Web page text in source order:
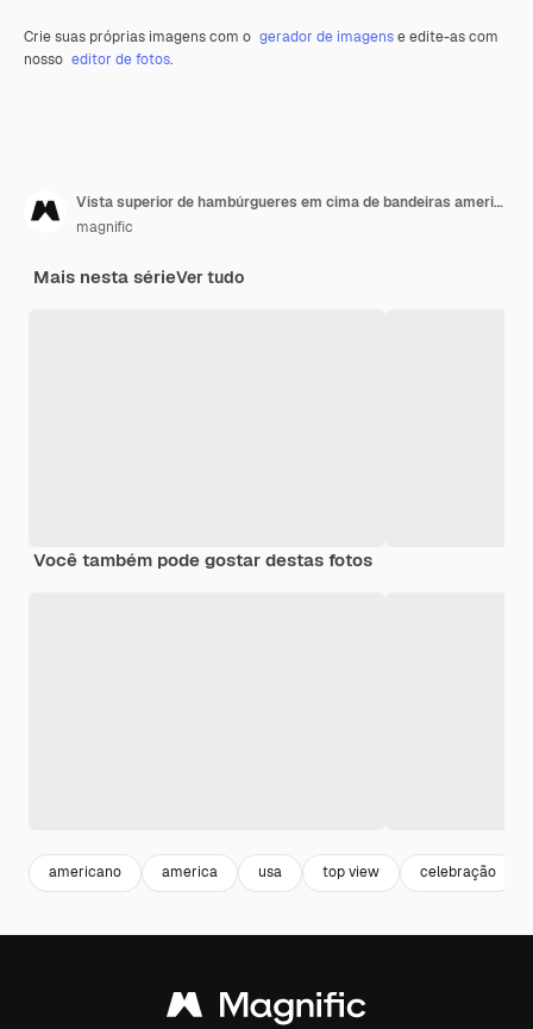
Crie suas próprias imagens com o gerador de imagense edite-as com
nosso editor de fotos.
Vista superior de hambúrgueres em cima de bandeiras americanas com espaço de cópia
magnific
Mais nesta sérieVer tudo
Você também pode gostar destas fotos
americano america usa top view celebração